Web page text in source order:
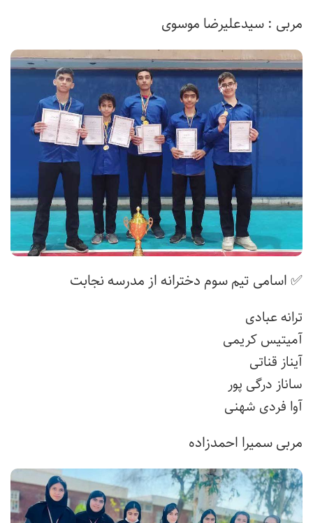
مربی : سیدعلیرضا موسوی
✅ اسامی تیم سوم دخترانه از مدرسه نجابت
ترانه عبادی
آمیتیس کریمی
آیناز قناتی
ساناز درگی پور
آوا فردی شهنی
مربی سمیرا احمدزاده